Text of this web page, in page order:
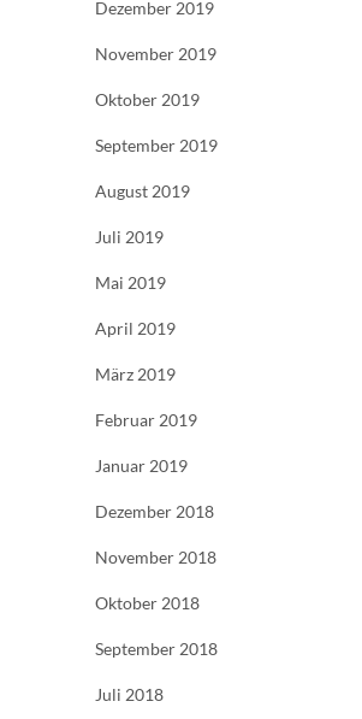
Dezember 2019
November 2019
Oktober 2019
September 2019
August 2019
Juli 2019
Mai 2019
April 2019
März 2019
Februar 2019
Januar 2019
Dezember 2018
November 2018
Oktober 2018
September 2018
Juli 2018